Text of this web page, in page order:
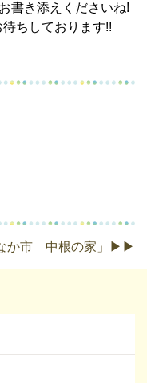
書き添えくださいね!
ちしております!!
か市 中根の家」▶▶